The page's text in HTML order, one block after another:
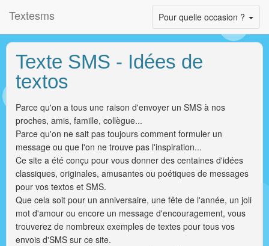
Toggle
navigation
Pour quelle occasion ?
Textesms
Texte SMS - Idées de
textos
Parce qu'on a tous une raison d'envoyer un SMS à nos
proches, amis, famille, collègue...
Parce qu'on ne sait pas toujours comment formuler un
message ou que l'on ne trouve pas l'inspiration...
Ce site a été conçu pour vous donner des centaines d'idées
classiques, originales, amusantes ou poétiques de messages
pour vos textos et SMS.
Que cela soit pour un anniversaire, une fête de l'année, un joli
mot d'amour ou encore un message d'encouragement, vous
trouverez de nombreux exemples de textes pour tous vos
envois d'SMS sur ce site.